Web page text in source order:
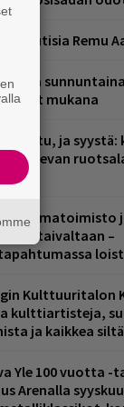
uutisia Remu
mukana
ja syystä:
olevan
ohjelmatoimisto
taivaltaan –
Kulttuuritalon
kulttiartisteja,
ja kaikkea
Yle 100 vuotta -
Arenalla